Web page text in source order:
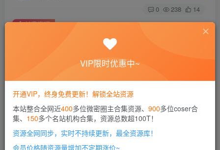
0 238 14
自闭颜球球/无颜小天使 全套写真图片合集资源[持续更新]
此内容为付费资源，请付费后查看
会员专属资源
您暂无购买权限，请先开通会员
开通会员
网盘资源不会解压的请点此查看解压教程>
付费资源
VIP限时优惠中~
开通VIP，终身免费更新！解锁全站资源
本站整合全网近400多位微密圈主合集资源、 900多位coser合
集、 150多个名站机构合集，资源总数超100T！
资源全网同步，实时不持续更新，最全资源库！
会员价格随资源量增加不定期涨价~